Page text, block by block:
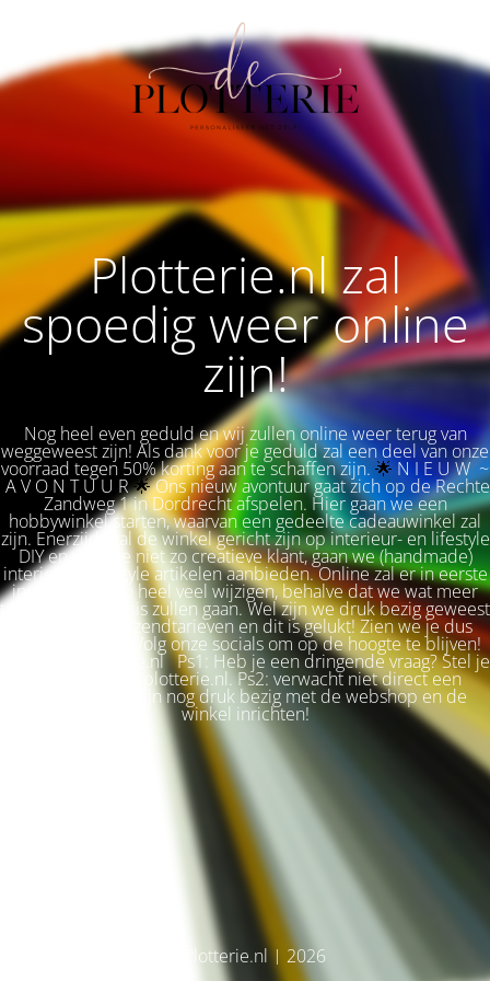
Plotterie.nl zal
spoedig weer online
zijn!
Nog heel even geduld en wij zullen online weer terug van
weggeweest zijn! Als dank voor je geduld zal een deel van onze
voorraad tegen 50% korting aan te schaffen zijn. 🌟 N I E U W ~
A V O N T U U R🌟Ons nieuw avontuur gaat zich op de Rechte
Zandweg 1 in Dordrecht afspelen. Hier gaan we een
hobbywinkel starten, waarvan een gedeelte cadeauwinkel zal
zijn. Enerzijds zal de winkel gericht zijn op interieur- en lifestyle
DIY en voor de niet zo creatieve klant, gaan we (handmade)
interieur & lifestyle artikelen aanbieden. Online zal er in eerste
instantie niet zo heel veel wijzigen, behalve dat we wat meer
terug naar de basis zullen gaan. Wel zijn we druk bezig geweest
met betere verzendtarieven en dit is gelukt! Zien we je dus
snel weer terug? Volg onze socials om op de hoogte te blijven!
Liefs, Ilse. Plotterie.nl Ps1: Heb je een dringende vraag? Stel je
vraag via info@plotterie.nl. Ps2: verwacht niet direct een
antwoord. We zijn nog druk bezig met de webshop en de
winkel inrichten!
© Plotterie.nl | 2026